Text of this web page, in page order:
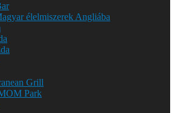
élelmiszerek Angliába
Grill
Park